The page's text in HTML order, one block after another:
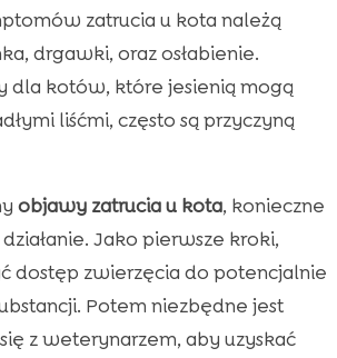
zatrucia u kota należą
drgawki, oraz osłabienie.
dla kotów, które jesienią mogą
liśćmi, często są przyczyną
objawy zatrucia u kota, konieczne
Jako pierwsze kroki,
dostęp zwierzęcia do potencjalnie
Potem niezbędne jest
z weterynarzem, aby uzyskać